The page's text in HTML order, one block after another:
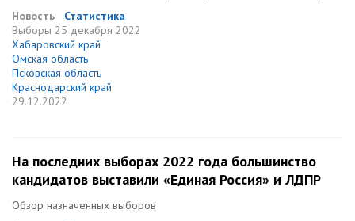
Новость
Статистика
Выборы 25 декабря 2022
Хабаровский край
Омская область
Псковская область
Краснодарский край
29.12.2022
На последних выборах 2022 года большинство
кандидатов выставили «Единая Россия» и ЛДПР
Обзор назначенных выборов